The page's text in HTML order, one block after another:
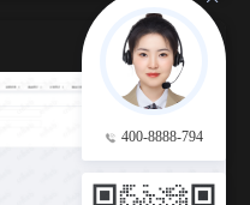
400-8888-794